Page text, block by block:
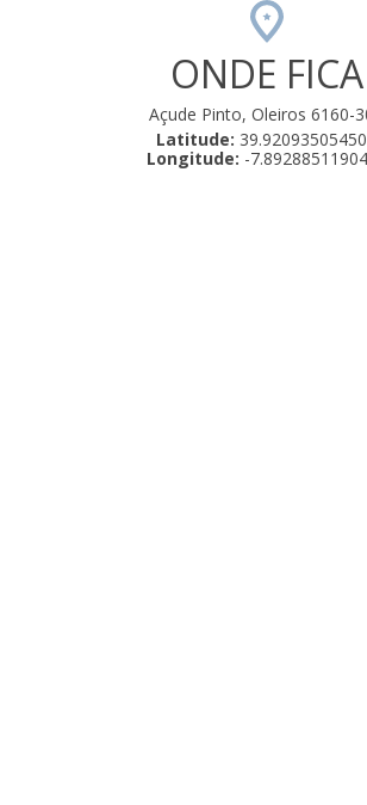
ONDE FICA
Açude Pinto, Oleiros 6160-
Latitude:
Longitude: -